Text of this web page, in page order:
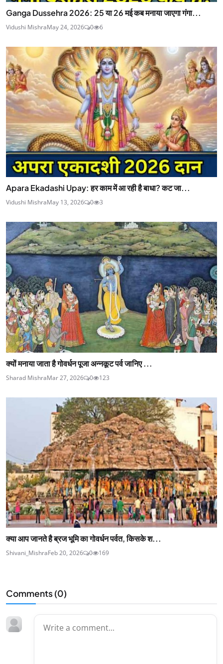
Ganga Dussehra 2026: 25 या 26 मई कब मनाया जाएगा गंगा...
Vidushi MishraMay 24, 2026 0 6
Apara Ekadashi Upay: हर काम में आ रही है बाधा? कट जा...
Vidushi MishraMay 13, 2026 0 3
क्यों मनाया जाता है गोवर्धन पूजा अन्नकूट पर्व जानिए ...
Sharad MishraMar 27, 2026 0 123
क्या आप जानते है ब्रज भूमि का गोवर्धन पर्वत, किसके श...
Shivani_MishraFeb 20, 2026 0 169
Comments (0)